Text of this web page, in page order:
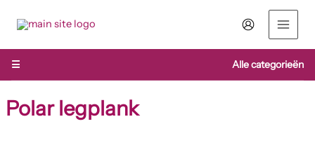
naar
inhoud
☰
Alle categorieën
Polar legplank